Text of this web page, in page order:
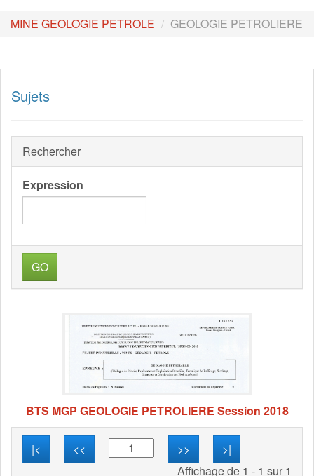
MINE GEOLOGIE PETROLE GEOLOGIE PETROLIERE
Sujets
Rechercher
Expression
GO
BTS MGP GEOLOGIE PETROLIERE Session 2018
|< << >>
>|
Affichage de 1 - 1 sur 1